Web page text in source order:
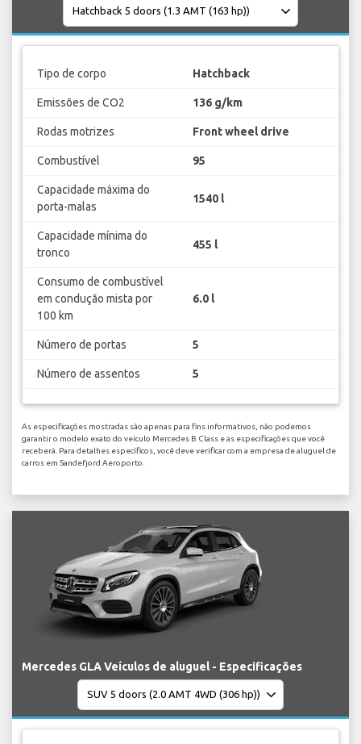
Tipo de corpo Hatchback
Emissões de CO2 136 g/km
Rodas motrizes Front wheel drive
Combustível 95
Capacidade máxima do
porta-malas
1540 l
Capacidade mínima do
tronco
455 l
Consumo de combustível
em condução mista por
100 km
6.0 l
Número de portas 5
Número de assentos 5
As especificações mostradas são apenas para fins informativos, não podemos
garantir o modelo exato do veículo Mercedes B Class e as especificações que você
receberá. Para detalhes específicos, você deve verificar com a empresa de aluguel de
carros em Sandefjord Aeroporto.
Mercedes GLA Veículos de aluguel - Especificações